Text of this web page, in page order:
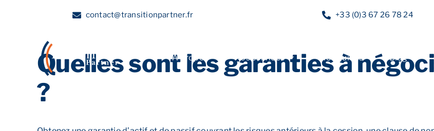
contact@transitionpartner.fr +33 (0)3 67 26 78 24
A propos Nos services Nos guides Blog
Quelles sont les garanties à
?